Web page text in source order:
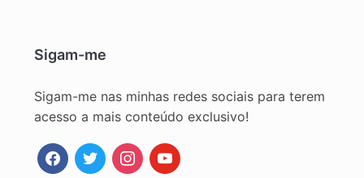
Sigam-me
Sigam-me nas minhas redes sociais para terem
acesso a mais conteúdo exclusivo!
facebooktwitterinstagram
youtube